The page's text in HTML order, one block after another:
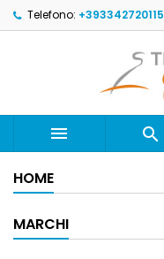
Telefono: +393342720115
 
HOME
MARCHI